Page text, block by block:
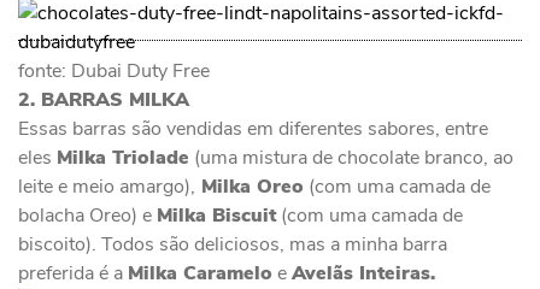
fonte: Dubai Duty Free
2. BARRAS MILKA
Essas barras são vendidas em diferentes sabores, entre
eles Milka Triolade (uma mistura de chocolate branco, ao
leite e meio amargo), Milka Oreo (com uma camada de
bolacha Oreo) e Milka Biscuit(com uma camada de
biscoito). Todos são deliciosos, mas a minha barra
preferida é a Milka Caramelo eAvelãs Inteiras.